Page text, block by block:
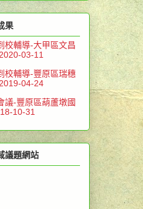
果
校輔導-大甲區文昌
03-11
校輔導-豐原區瑞穗
04-24
議-豐原區葫蘆墩國
10-31
議題網站